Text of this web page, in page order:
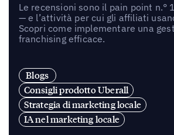
Le recensioni sono il pain point n.°
— e l’attività per cui gli affiliati
Scopri come implementare una
franchising efficace.
Blogs
Consigli prodotto Uberall
Strategia di marketing locale
IA nel marketing locale